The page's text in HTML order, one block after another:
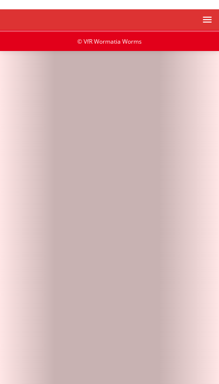
© VfR Wormatia Worms